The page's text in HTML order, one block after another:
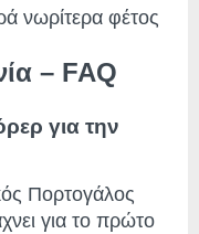
νωρίτερα φέτος
– FAQ
για την
Πορτογάλος
για το πρώτο